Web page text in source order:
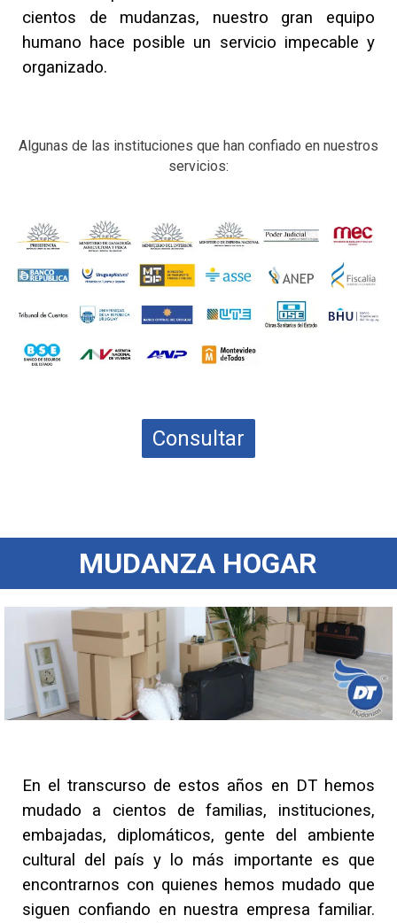
cientos de mudanzas, nuestro gran equipo
humano hace posible un servicio impecable y
organizado.
Algunas de las instituciones que han confiado en nuestros
servicios:
Consultar
MUDANZA HOGAR
En el transcurso de estos años en DT hemos
mudado a cientos de familias, instituciones,
embajadas, diplomáticos, gente del ambiente
cultural del país y lo más importante es que
encontrarnos con quienes hemos mudado que
siguen confiando en nuestra empresa familiar.